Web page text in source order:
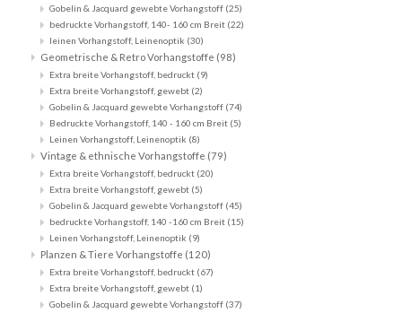
Gobelin & Jacquard gewebte Vorhangstoff (25)
bedruckte Vorhangstoff, 140- 160 cm Breit (22)
leinen Vorhangstoff, Leinenoptik (30)
Geometrische & Retro Vorhangstoffe (98)
Extra breite Vorhangstoff, bedruckt (9)
Extra breite Vorhangstoff, gewebt (2)
Gobelin & Jacquard gewebte Vorhangstoff (74)
Bedruckte Vorhangstoff, 140 - 160 cm Breit (5)
Leinen Vorhangstoff, Leinenoptik (8)
Vintage & ethnische Vorhangstoffe (79)
Extra breite Vorhangstoff, bedruckt (20)
Extra breite Vorhangstoff, gewebt (5)
Gobelin & Jacquard gewebte Vorhangstoff (45)
bedruckte Vorhangstoff, 140 -160 cm Breit (15)
Leinen Vorhangstoff, Leinenoptik (9)
Planzen & Tiere Vorhangstoffe (120)
Extra breite Vorhangstoff, bedruckt (67)
Extra breite Vorhangstoff, gewebt (1)
Gobelin & Jacquard gewebte Vorhangstoff (37)